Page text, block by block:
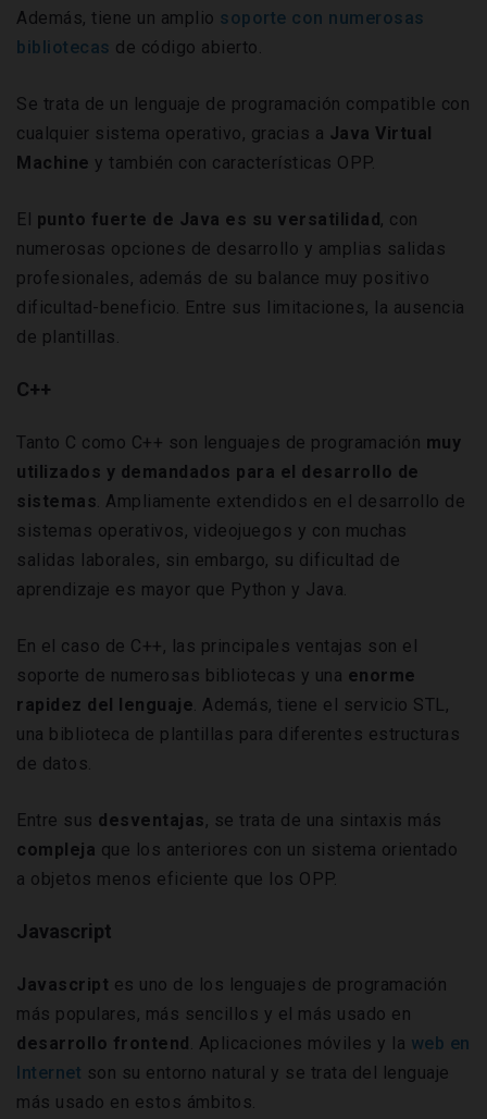
Además, tiene un amplio soporte con numerosas
bibliotecas de código abierto.
Se trata de un lenguaje de programación compatible con
cualquier sistema operativo, gracias a Java Virtual
Machine y también con características OPP.
El punto fuerte de Java es su versatilidad, con
numerosas opciones de desarrollo y amplias salidas
profesionales, además de su balance muy positivo
dificultad-beneficio. Entre sus limitaciones, la ausencia
de plantillas.
C++
Tanto C como C++ son lenguajes de programación muy
utilizados y demandados para el desarrollo de
sistemas . Ampliamente extendidos en el desarrollo de
sistemas operativos, videojuegos y con muchas
salidas laborales, sin embargo, su dificultad de
aprendizaje es mayor que Python y Java.
En el caso de C++, las principales ventajas son el
soporte de numerosas bibliotecas y una enorme
rapidez del lenguaje . Además, tiene el servicio STL,
una biblioteca de plantillas para diferentes estructuras
de datos.
Entre sus desventajas, se trata de una sintaxis más
compleja que los anteriores con un sistema orientado
a objetos menos eficiente que los OPP.
Javascript
Javascript es uno de los lenguajes de programación
más populares, más sencillos y el más usado en
desarrollo frontend . Aplicaciones móviles y la web en
Internet son su entorno natural y se trata del lenguaje
más usado en estos ámbitos.